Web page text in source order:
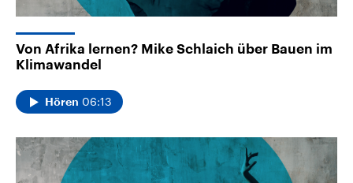
Von Afrika lernen? Mike Schlaich über Bauen im
Klimawandel
Hören 06:13